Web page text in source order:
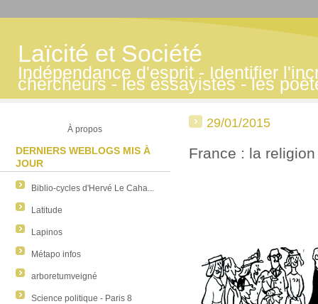
Laïcité et Société
Indépendance d'esprit - Identifier
chercheurs - les essayistes - les
À propos
DERNIERS WEBLOGS MIS À
JOUR
Biblio-cycles d'Hervé Le Caha...
Latitude
Lapinos
Métapo infos
arboretumveigné
Science politique - Paris 8
29/01/2015
France : la